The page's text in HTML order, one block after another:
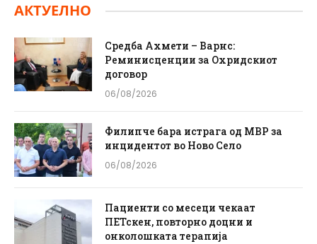
АКТУЕЛНО
Средба Ахмети – Варнс:
Реминисценции за Охридскиот
договор
06/08/2026
Филипче бара истрага од МВР за
инцидентот во Ново Село
06/08/2026
Пациенти со месеци чекаат
ПЕТскен, повторно доцни и
онколошката терапија